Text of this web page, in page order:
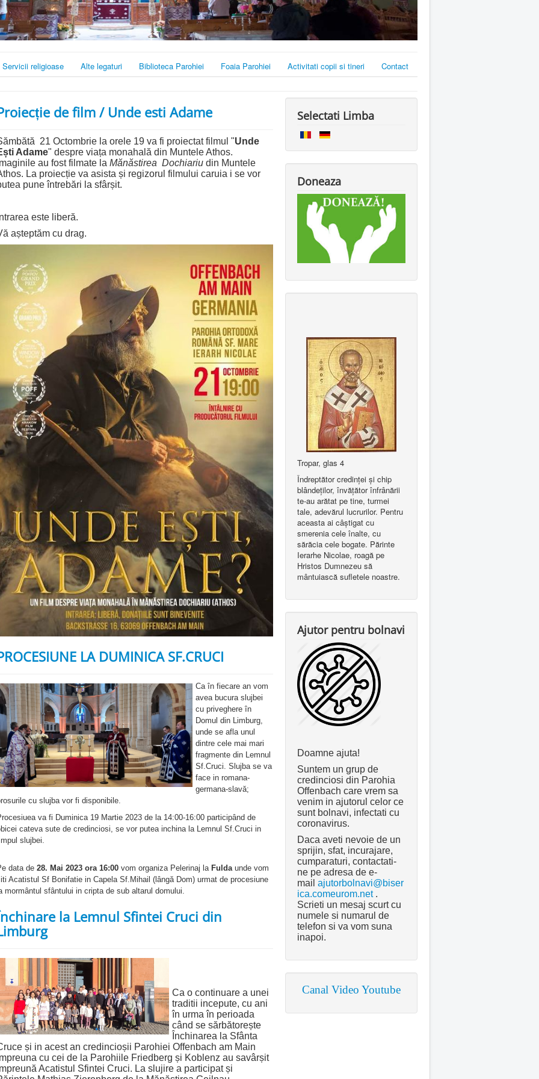
Servicii religioase Alte legaturi Biblioteca Parohiei Foaia Parohiei Activitati copii si tineri Contact
de film / Unde esti Adame
21 Octombrie la orele 19 va fi proiectat filmul "Unde
Adame" despre viața monahală din Muntele Athos.
au fost filmate la Mănăstirea Dochiariu din Muntele
La proiecție va asista și regizorul filmului caruia i se vor
pune întrebări la sfârșit.
este liberă.
așteptăm cu drag.
LA DUMINICA SF.CRUCI
Ca în fiecare an vom
avea bucura slujbei
cu priveghere în
Domul din Limburg,
unde se afla unul
dintre cele mai mari
fragmente din Lemnul
Sf.Cruci. Slujba se va
face in romana-
germana-slavă;
cu slujba vor fi disponibile.
va fi Duminica 19 Martie 2023 de la 14:00-16:00 participând de
cateva sute de credinciosi, se vor putea inchina la Lemnul Sf.Cruci in
slujbei.
data de 28. Mai 2023 ora 16:00 vom organiza Pelerinaj la Fuldaunde vom
Acatistul Sf Bonifatie in Capela Sf.Mihail (lângă Dom) urmat de procesiune
mormântul sfântului in cripta de sub altarul domului.
la Lemnul Sfintei Cruci din
Ca o continuare a unei
traditii incepute, cu ani
în urma în perioada
când se sărbătorește
Închinarea la Sfânta
și in acest an credincioșii Parohiei Offenbach am Main
cu cei de la Parohiile Friedberg și Koblenz au savârșit
Acatistul Sfintei Cruci. La slujire a participat și
Selectati Limba
Doneaza
Tropar, glas 4
Îndreptător credinţei şi chip
blândeţilor, învăţător înfrânării
te-au arătat pe tine, turmei
tale, adevărul lucrurilor. Pentru
aceasta ai câştigat cu
smerenia cele înalte, cu
sărăcia cele bogate. Părinte
Ierarhe Nicolae, roagă pe
Hristos Dumnezeu să
mântuiască sufletele noastre.
Ajutor pentru bolnavi
Doamne ajuta!
Suntem un grup de
credinciosi din Parohia
Offenbach care vrem sa
venim in ajutorul celor ce
sunt bolnavi, infectati cu
coronavirus.
Daca aveti nevoie de un
sprijin, sfat, incurajare,
cumparaturi, contactati-
ne pe adresa de e-
mail ajutorbolnavi@biser
ica.comeurom.net.
Scrieti un mesaj scurt cu
numele si numarul de
telefon si va vom suna
inapoi.
Canal Video Youtube